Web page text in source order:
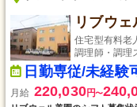
リブウェ
住宅型有料老
調理師・調理
日勤専従/未経験
月給 220,030円〜